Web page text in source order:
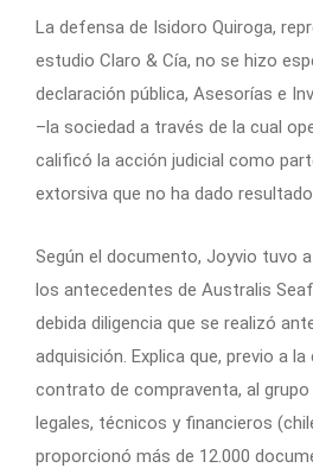
La defensa de Isidoro Quiroga,
estudio Claro & Cía, no se hizo
declaración pública, Asesorías e
–la sociedad a través de la cual
calificó la acción judicial como
extorsiva que no ha dado
Según el documento, Joyvio tuvo
los antecedentes de Australis
debida diligencia que se realizó
adquisición. Explica que, previo a
contrato de compraventa, al
legales, técnicos y financieros
proporcionó más de 12.000